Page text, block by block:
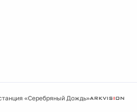
«Серебряный Дождь»